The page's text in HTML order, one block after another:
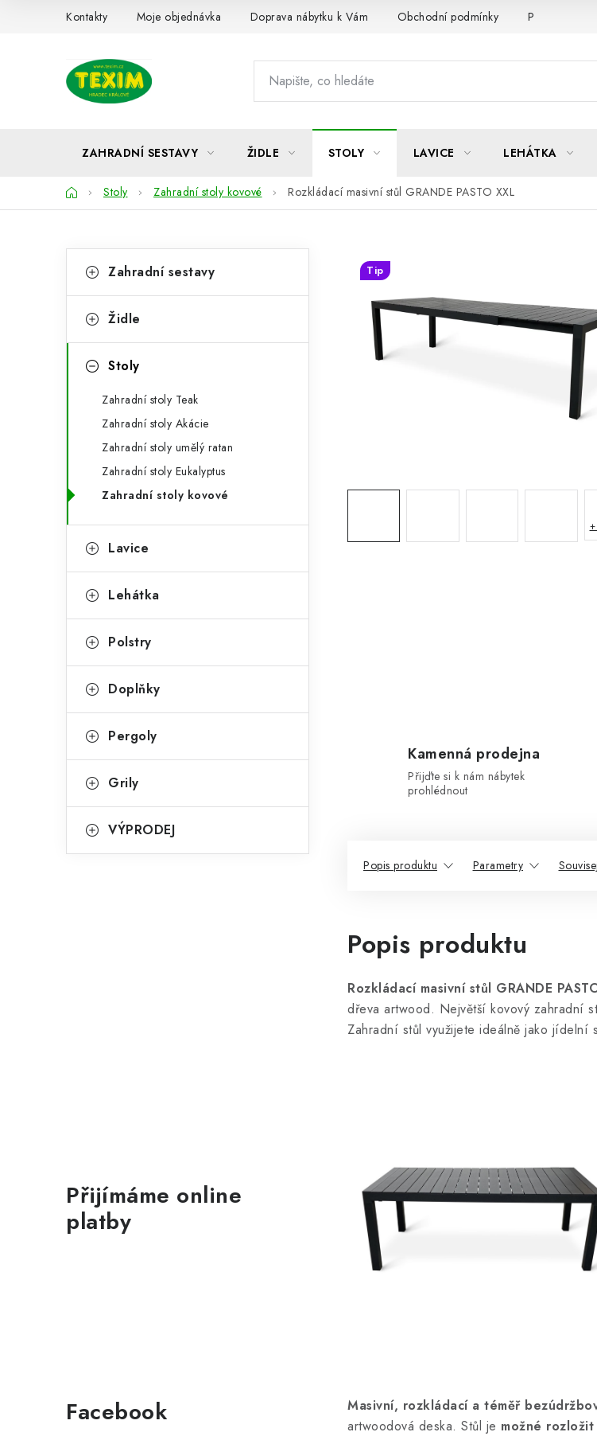
Kontakty Moje objednávka Doprava nábytku k Vám Obchodní podmínky Podmínky
ZAHRADNÍ SESTAVY ŽIDLE STOLY LAVICE LEHÁTKA
DomůStoly Zahradní stoly kovové Rozkládací masivní stůl GRANDE PASTO XXL
o
t
í
p
a
e
l
kategorie
a
e
Zahradní sestavy
Židle
Stoly
Zahradní stoly Teak
Zahradní stoly Akácie
Zahradní stoly umělý ratan
Zahradní stoly Eukalyptus
Zahradní stoly kovové
Lavice
Lehátka
Polstry
Doplňky
Pergoly
Grily
VÝPRODEJ
Přijímáme online
platby
Facebook
Tip
Kamenná prodejna
Přijďte si k nám nábytek
prohlédnout
Popis produktu Parametry
Popis produktu
Rozkládací masivní stůl GRANDE
dřeva artwood. Největší kovový zahradní
Zahradní stůl využijete ideálně jako jídelní
Masivní, rozkládací a téměř
artwoodová deska. Stůl je možné